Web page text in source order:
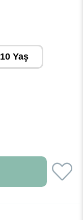
10 Yaş